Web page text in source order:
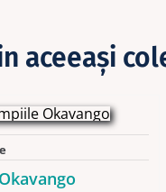
aceeaşi